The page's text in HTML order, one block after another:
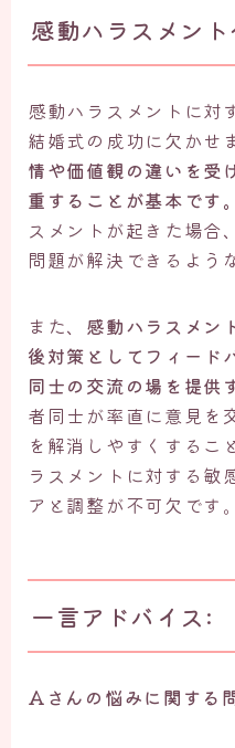
感動ハラスメン
感動ハラスメントに対
結婚式の成功に欠かせ
情や価値観の違いを受
重することが基本です。
スメントが起きた場合
問題が解決できるよう
また、 感動ハラスメン
後対策としてフィード
同士の交流の場を提供
者同士が率直に意見を
を解消しやすくするこ
ラスメントに対する敏
アと調整が不可欠です。
一言アドバイス:
Aさんの悩みに関する